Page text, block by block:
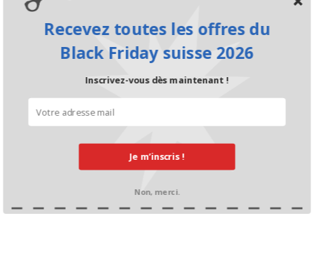
Je m’inscris !
Recevez toutes les offres du
Black Friday suisse 2026
Inscrivez-vous dès maintenant !
Non, merci.